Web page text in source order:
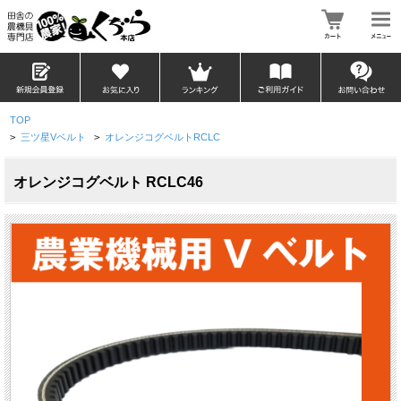
TOP
> 三ツ星Vベルト > オレンジコグベルトRCLC
オレンジコグベルト RCLC46